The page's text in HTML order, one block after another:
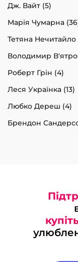
Дж. Вайт (5)
Марія Чумарна
Тетяна Нечитайло
Володимир
Роберт Грін (4)
Леся Українка (13)
Любко Дереш (4)
Брендон